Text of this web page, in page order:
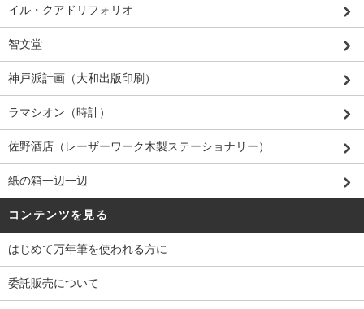
イル・クアドリフォリオ
智文堂
神戸派計画（大和出版印刷）
ラマシオン（時計）
佐野酒店（レーザーワーク木製ステーショナリー）
紙の箱一辺一辺
コンテンツを見る
はじめて万年筆を使われる方に
委託販売について